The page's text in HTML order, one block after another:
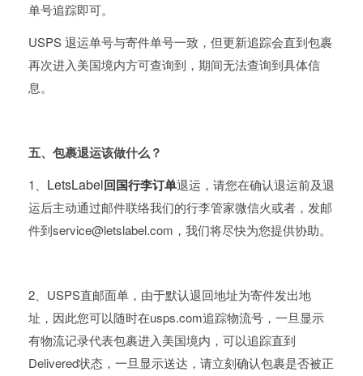
单号追踪即可。
USPS 退运单号与寄件单号一致，但更新追踪会直到包裹
再次进入美国境内方可查询到，期间无法查询到具体信
息。
五、包裹退运该做什么？
1、 LetsLabel回国行李订单退运，请您在确认退运前及退
运后主动通过邮件联络我们的行李管家微信火或者，发邮
件到service@letslabel.com，我们将尽快为您提供协助。
2、USPS直邮面单，由于默认退回地址为寄件发出地
址，因此您可以随时在usps.com追踪物流号，一旦显示
有物流记录代表包裹进入美国境内，可以追踪直到
Delivered状态，一旦显示送达，请立刻确认包裹是否被正